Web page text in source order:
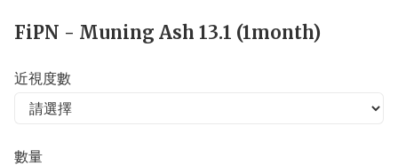
FiPN - Muning Ash 13.1 (1month)
近視度數
數量